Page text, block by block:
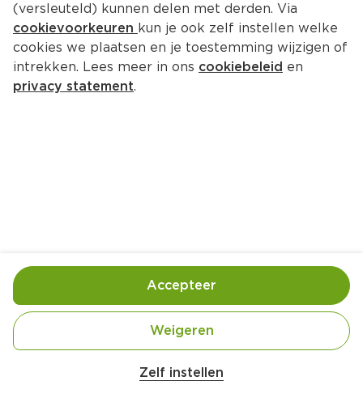
Arti Casa Citronella kaars
Per Stuk 1 st
Contactgegevens leverancier
(versleuteld) kunnen delen met derden. Via
cookievoorkeuren kun je ook zelf instellen welke
cookies we plaatsen en je toestemming wijzigen of
intrekken. Lees meer in ons cookiebeleid en
privacy statement.
Zelf instellen
Weigeren
Accepteer